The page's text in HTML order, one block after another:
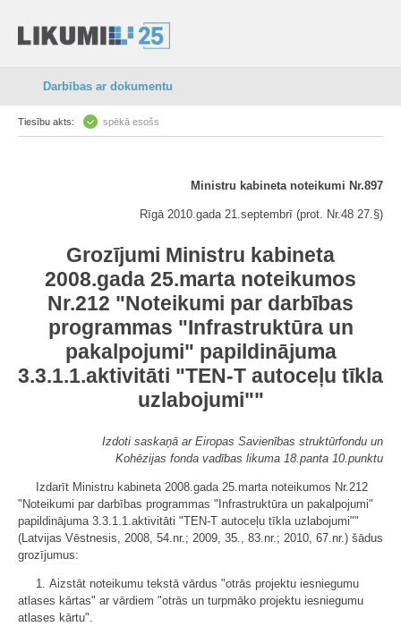
Darbības ar dokumentu
Tiesību akts: spēkā esošs
Ministru kabineta noteikumi Nr.897
Rīgā 2010.gada 21.septembrī (prot. Nr.48 27.§)
Grozījumi Ministru kabineta
2008.gada 25.marta noteikumos
Nr.212 "Noteikumi par darbības
programmas "Infrastruktūra un
pakalpojumi" papildinājuma
3.3.1.1.aktivitāti "TEN-T autoceļu tīkla
uzlabojumi""
Izdoti saskaņā ar Eiropas Savienības struktūrfondu un
Kohēzijas fonda vadības likuma 18.panta 10.punktu
Izdarīt Ministru kabineta 2008.gada 25.marta noteikumos Nr.212
"Noteikumi par darbības programmas "Infrastruktūra un pakalpojumi"
papildinājuma 3.3.1.1.aktivitāti "TEN-T autoceļu tīkla uzlabojumi""
(Latvijas Vēstnesis, 2008, 54.nr.; 2009, 35., 83.nr.; 2010, 67.nr.) šādus
grozījumus:
1. Aizstāt noteikumu tekstā vārdus "otrās projektu iesniegumu
atlases kārtas" ar vārdiem "otrās un turpmāko projektu iesniegumu
atlases kārtu".